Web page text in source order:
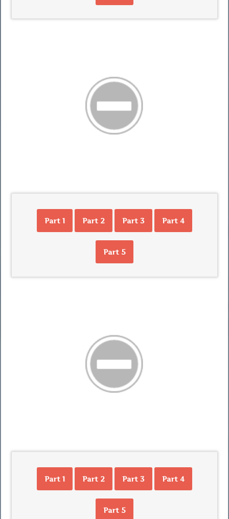
Part 1 Part 2 Part 3 Part 4
Part 5
Part 1 Part 2 Part 3 Part 4
Part 5